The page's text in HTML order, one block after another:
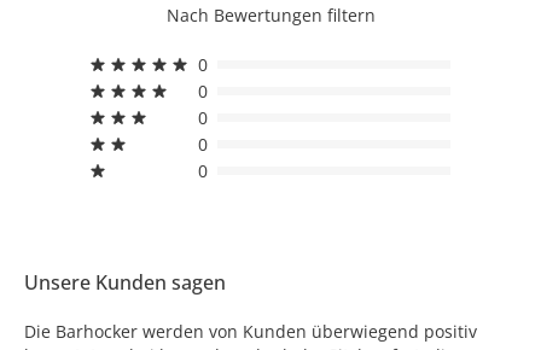
Nach Bewertungen filtern
0
0
0
0
0
Unsere Kunden sagen
Die Barhocker werden von Kunden überwiegend positiv